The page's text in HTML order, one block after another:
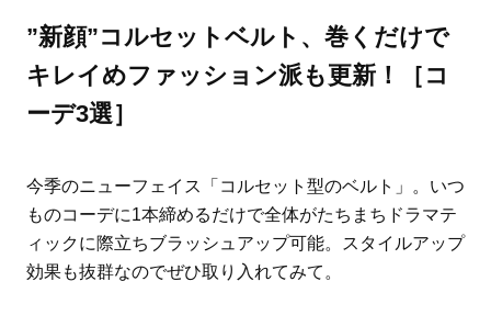
ママとパパに贈る「ジェンダーレ
”新顔”コルセットベルト、巻くだけで
キレイめファッション派も更新！［コ
ーデ3選］
今季のニューフェイス「コルセット型のベルト」。いつ
ものコーデに1本締めるだけで全体がたちまちドラマテ
ィックに際立ちブラッシュアップ可能。スタイルアップ
効果も抜群なのでぜひ取り入れてみて。